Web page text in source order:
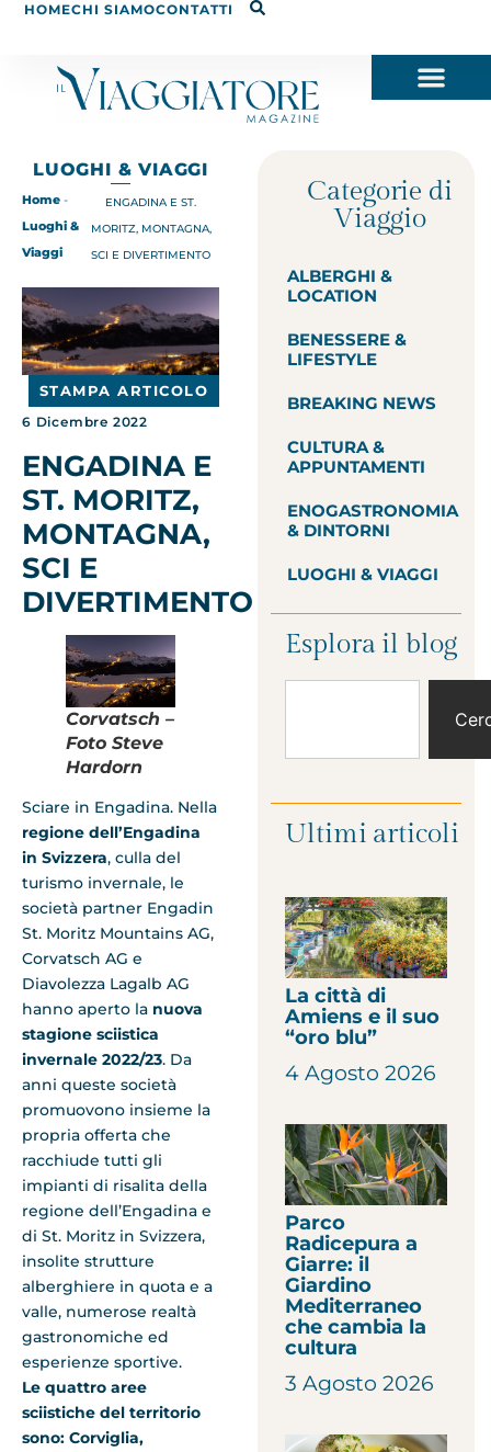
HOMECHI SIAMOCONTATTI
LUOGHI & VIAGGI
Home -
Luoghi &
Viaggi
ENGADINA E ST.
MORITZ, MONTAGNA,
SCI E DIVERTIMENTO
STAMPA ARTICOLO
6 Dicembre 2022
ENGADINA E
ST. MORITZ,
MONTAGNA,
SCI E
DIVERTIMENTO
Corvatsch –
Foto Steve
Hardorn
Sciare in Engadina. Nella
regione dell’Engadina
in Svizzera, culla del
turismo invernale, le
società partner Engadin
St. Moritz Mountains AG,
Corvatsch AG e
Diavolezza Lagalb AG
hanno aperto la nuova
stagione sciistica
invernale 2022/23. Da
anni queste società
promuovono insieme la
propria offerta che
racchiude tutti gli
impianti di risalita della
regione dell’Engadina e
di St. Moritz in Svizzera,
insolite strutture
alberghiere in quota e a
valle, numerose realtà
gastronomiche ed
esperienze sportive.
Le quattro aree
sciistiche del territorio
sono: Corviglia,
Categorie di
Viaggio
ALBERGHI &
LOCATION
BENESSERE &
LIFESTYLE
BREAKING NEWS
CULTURA &
APPUNTAMENTI
ENOGASTRONOMIA
& DINTORNI
LUOGHI & VIAGGI
Esplora il blog
Ultimi articoli
La città di
Amiens e il suo
“oro blu”
4 Agosto 2026
Parco
Radicepura a
Giarre: il
Giardino
Mediterraneo
che cambia la
cultura
3 Agosto 2026